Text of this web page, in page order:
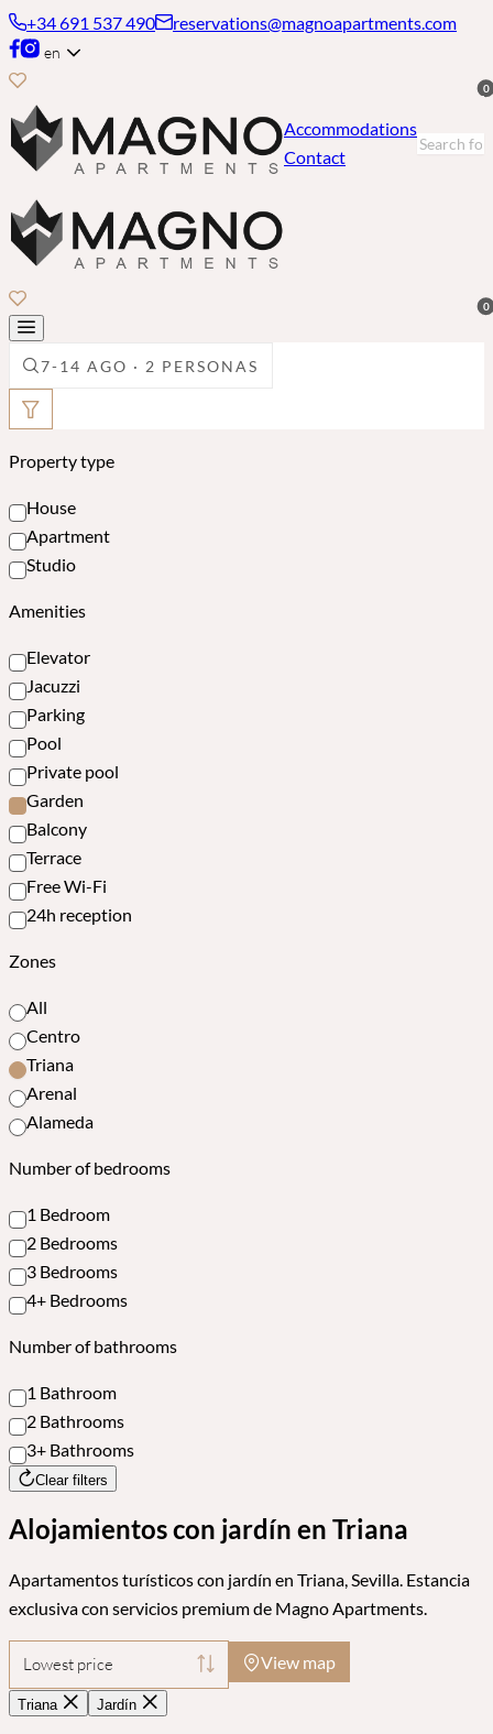
+34 691 537 490 reservations@magnoapartments.com
en
0
Accommodations
Contact
0
7-14 AGO · 2 PERSONAS
Property type
House
Apartment
Studio
Amenities
Elevator
Jacuzzi
Parking
Pool
Private pool
Garden
Balcony
Terrace
Free Wi-Fi
24h reception
Zones
All
Centro
Triana
Arenal
Alameda
Number of bedrooms
1 Bedroom
2 Bedrooms
3 Bedrooms
4+ Bedrooms
Number of bathrooms
1 Bathroom
2 Bathrooms
3+ Bathrooms
Clear filters
Alojamientos con jardín en Triana
Apartamentos turísticos con jardín en Triana, Sevilla. Estancia
exclusiva con servicios premium de Magno Apartments.
Lowest price View map
Triana Jardín